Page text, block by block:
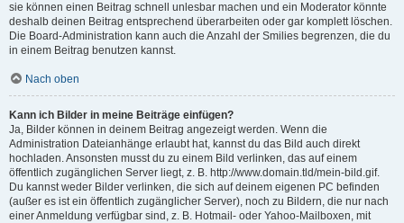
sie können einen Beitrag schnell unlesbar machen und ein Moderator könnte
deshalb deinen Beitrag entsprechend überarbeiten oder gar komplett löschen.
Die Board-Administration kann auch die Anzahl der Smilies begrenzen, die du
in einem Beitrag benutzen kannst.
Nach oben
Kann ich Bilder in meine Beiträge einfügen?
Ja, Bilder können in deinem Beitrag angezeigt werden. Wenn die
Administration Dateianhänge erlaubt hat, kannst du das Bild auch direkt
hochladen. Ansonsten musst du zu einem Bild verlinken, das auf einem
öffentlich zugänglichen Server liegt, z. B. http://www.domain.tld/mein-bild.gif.
Du kannst weder Bilder verlinken, die sich auf deinem eigenen PC befinden
(außer es ist ein öffentlich zugänglicher Server), noch zu Bildern, die nur nach
einer Anmeldung verfügbar sind, z. B. Hotmail- oder Yahoo-Mailboxen, mit